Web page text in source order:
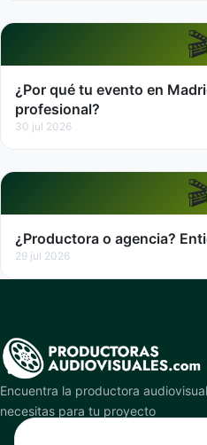
¿Por qué tu evento en
profesional?
30 jul 2026
¿Productora o agencia?
29 jul 2026
Encuentra la productora
necesitas para tu proyecto